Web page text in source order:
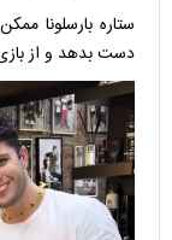
دست بدهد و از